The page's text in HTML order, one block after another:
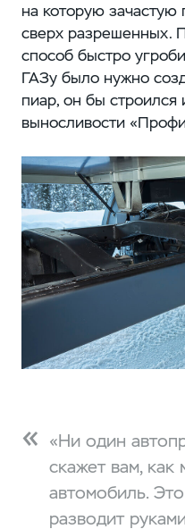
на которую зачастую
сверх разрешенных.
способ быстро
ГАЗу было нужно
пиар, он бы строился
выносливости
«Ни один
скажет вам,
автомобиль.
разводит